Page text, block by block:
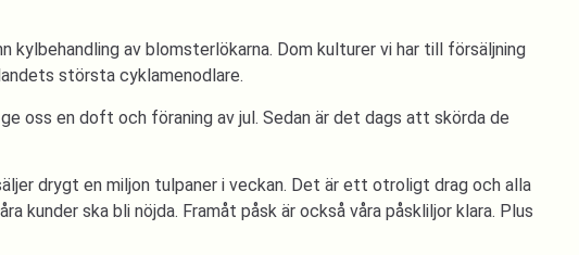
kylbehandling av blomsterlökarna. Dom kulturer vi har till försäljning
största cyklamenodlare.
oss en doft och föraning av jul. Sedan är det dags att skörda de
drygt en miljon tulpaner i veckan. Det är ett otroligt drag och alla
ska bli nöjda. Framåt påsk är också våra påskliljor klara. Plus